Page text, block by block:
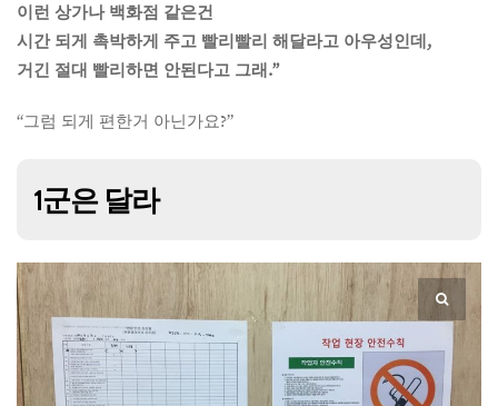
이런 상가나 백화점 같은건
시간 되게 촉박하게 주고 빨리빨리 해달라고 아우성인데,
거긴 절대 빨리하면 안된다고 그래.”
“그럼 되게 편한거 아닌가요?”
1군은 달라